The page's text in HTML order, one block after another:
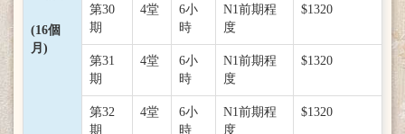
(16個
月)
第30
期
4堂
6小
時
N1前期程
度
$1320
第31
期
4堂
6小
時
N1前期程
度
$1320
第32
期
4堂
6小
時
N1前期程
度
$1320